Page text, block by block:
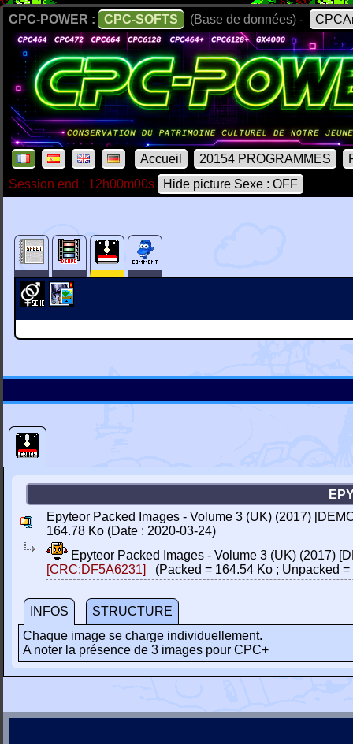
CPC-POWER : CPC-SOFTS (Base de données) -
Accueil 20154 PROGRAMMES
Session end : 12h00m00s
Hide picture Sexe : OFF
Epyteor Packed Images - Volume 3 (UK) (2017)
164.78 Ko (Date : 2020-03-24)
Epyteor Packed Images - Volume 3 (UK) (2017)
[CRC:DF5A6231]
(Packed = 164.54 Ko ; Unpacked =
INFOS
STRUCTURE
Chaque image se charge individuellement.
A noter la présence de 3 images pour CPC+